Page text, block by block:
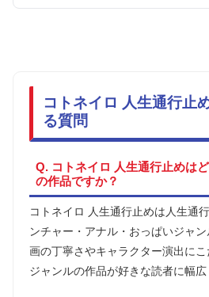
コトネイロ 人生通行止
る質問
Q. コトネイロ 人生通行止めは
の作品ですか？
コトネイロ 人生通行止めは人生通
ンチャー・アナル・おっぱいジャ
画の丁寧さやキャラクター演出に
ジャンルの作品が好きな読者に幅広